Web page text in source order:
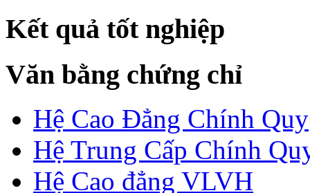
Kết quả tốt nghiệp
Văn bằng chứng chỉ
Hệ Cao Đẳng Chính Quy
Hệ Trung Cấp Chính
Hệ Cao đẳng VLVH